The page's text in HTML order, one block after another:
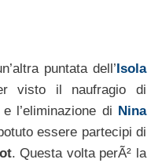
puntata dell’ Isola
visto il naufragio di
l’eliminazione di Nina
essere partecipi di
. Questa volta perÃ² la